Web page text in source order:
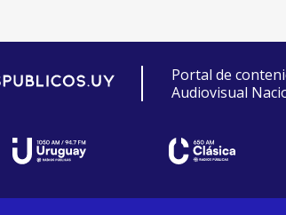
Portal de
Audiovisual